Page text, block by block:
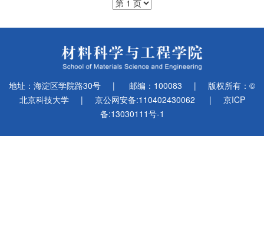
地址：海淀区学院路30号 | 邮编：100083 |
版权所有：©
北京科技大学
| 京公网安备:110402430062 |
京ICP
备:13030111号-1